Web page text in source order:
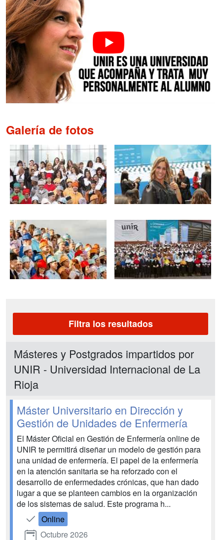
Galería de fotos
Filtra los resultados
Másteres y Postgrados impartidos por
UNIR - Universidad Internacional de La
Rioja
Máster Universitario en Dirección y
Gestión de Unidades de Enfermería
El Máster Oficial en Gestión de Enfermería online de
UNIR te permitirá diseñar un modelo de gestión para
una unidad de enfermería. El papel de la enfermería
en la atención sanitaria se ha reforzado con el
desarrollo de enfermedades crónicas, que han dado
lugar a que se planteen cambios en la organización
de los sistemas de salud. Este programa h...
Online
Octubre 2026